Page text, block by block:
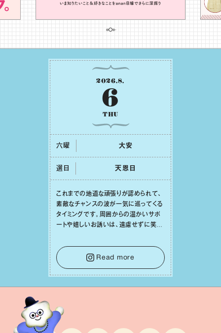
2026.8.
6
THU
六曜 ⼤安
選日 天恩⽇
これまでの地道な頑張りが認められて、
素敵なチャンスの波が⼀気に巡ってくる
タイミングです。周囲からの温かいサポ
ートや嬉しいお誘いは、遠慮せずに笑顔
せになっていくイメージを持って⼀歩を
踏み出して。⼀⼈⼀⼈の良いところが混
ざり合い、ハッピーな未来が形作られて
いきます。
Read more